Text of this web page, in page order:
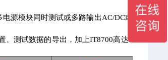
源模块同时测试或多路输出AC/DC或
测试数据的导出，加上IT8700高达5